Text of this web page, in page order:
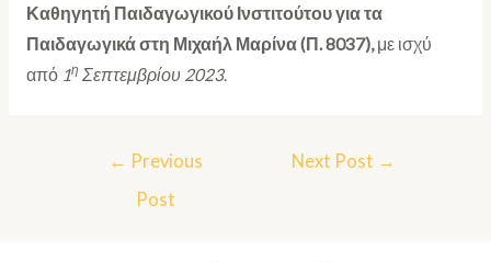
Καθηγητή Παιδαγωγικού Ινστιτούτου για τα
Παιδαγωγικά στη Μιχαήλ Μαρίνα (Π. 8037),με ισχύ
από 1η Σεπτεμβρίου 2023.
← Previous
Post
Next Post →